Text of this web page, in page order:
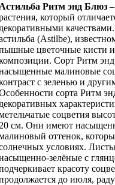
Ритм энд Блюз
который
(Astilbe),
цветочные кисти и
Сорт Ритм
малиновые
с зеленью и
сорта Ритм
соцветия
см. Они имеют
оттенок,
условиях.
зелёные с
красоту
до июля,